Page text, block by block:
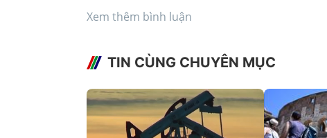
Xem thêm bình luận
TIN CÙNG CHUYÊN MỤC